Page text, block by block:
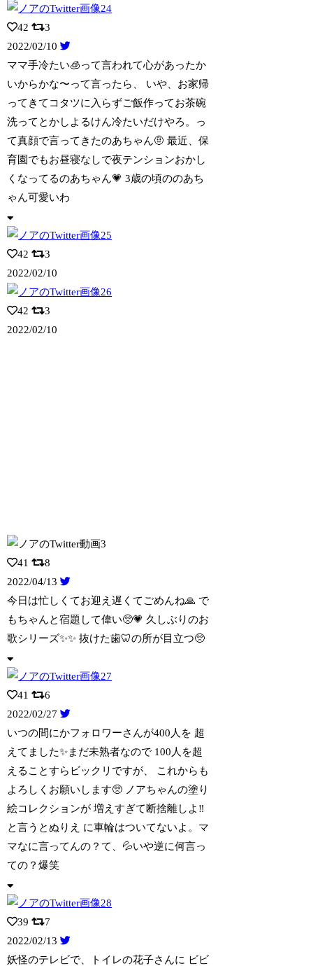
42
3
2022/02/10
ママ手冷たい🧊って言われて心があったか
いからかな〜って言ったら、 いや、お家帰
ってきてコタツに入らずご飯作ってお茶碗
洗ってとかしよるけん冷たいだけやろ。っ
て真顔で言ってきたのあちゃん🤨 最近、保
育園でもお昼寝なしで夜テンションおかし
くなってるのあちゃん💗 3歳の頃ののあち
ゃん可愛いわ
42
3
2022/02/10
42
3
2022/02/10
41
8
2022/04/13
今日は忙しくてお迎え遅くてごめんね🙏 で
もちゃんと宿題して偉い🥺💗 久しぶりのお
歌シリーズ✨✨ 抜けた歯🦷の所が目立つ🥺
41
6
2022/02/27
いつの間にかフォロワーさんが400人を 超
えてました✨まだ未熟者なので 100人 を超
えることすらビックリですが、 これからも
よろしくお願いします🥺 ノアちゃんの塗り
絵コレクションが 増えすぎて断捨離しよ‼️
と言うとぬりえ に車輪はついてないよ。マ
マなに言ってんの？て、💦いや逆に何言っ
ての？爆笑
39
7
2022/02/13
妖怪のテレビで、トイレの花子さんに ビビ